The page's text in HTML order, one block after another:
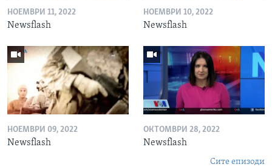
НОЕМВРИ 11, 2022
Newsflash
НОЕМВРИ 10, 2022
Newsflash
НОЕМВРИ 09, 2022
Newsflash
ОКТОМВРИ 28, 2022
Newsflash
Сите епизоди